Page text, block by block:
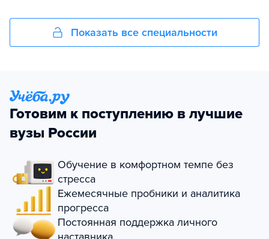
Показать все специальности
Готовим к поступлению в лучшие
вузы России
Обучение в комфортном темпе без
стресса
Ежемесячные пробники и аналитика
прогресса
Постоянная поддержка личного